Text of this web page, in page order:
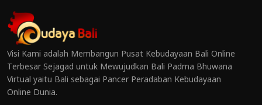
Visi Kami adalah Membangun Pusat Kebudayaan Bali Online
Terbesar Sejagad untuk Mewujudkan Bali Padma Bhuwana
Virtual yaitu Bali sebagai Pancer Peradaban Kebudayaan
Online Dunia.